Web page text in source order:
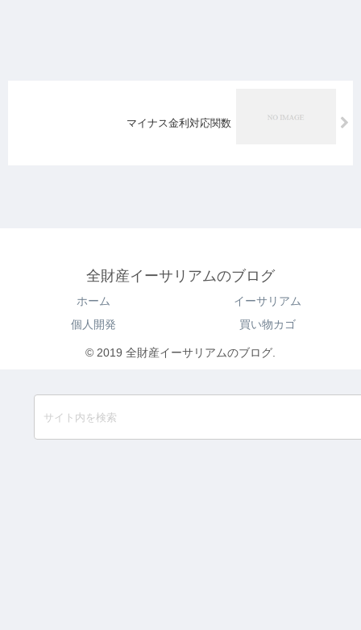
マイナス金利対応関数
全財産イーサリアムのブログ
ホーム
イーサリアム
個人開発
買い物カゴ
© 2019 全財産イーサリアムのブログ.